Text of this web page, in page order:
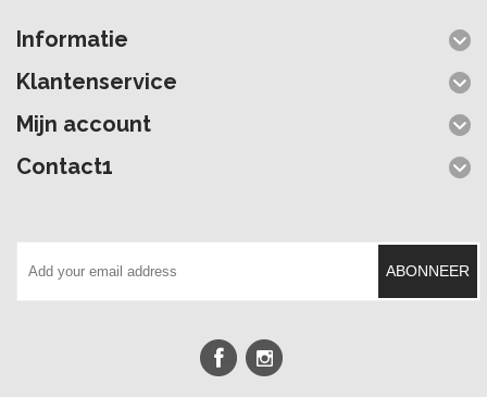
Informatie
Klantenservice
Mijn account
Contact1
ABONNEER